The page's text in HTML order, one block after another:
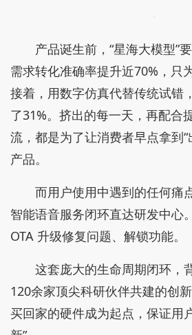
到200毫秒的极速响应，让机器
要想把所有的极致体验最终
的品质红线，离不开海信实验室
与AI检测，硬指标就是真正做到
角”。